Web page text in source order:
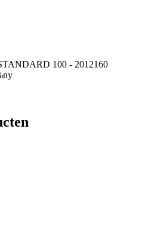
100 - 2012160